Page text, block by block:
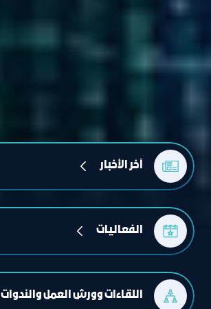
آﺧﺮ اﻟﺄﺧﺒﺎر
الفعاليات
اللقاءات وورش العمل والندوات